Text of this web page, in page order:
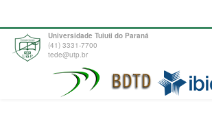
Universidade Tuiuti do Paraná
(41) 3331-7700
tede@utp.br